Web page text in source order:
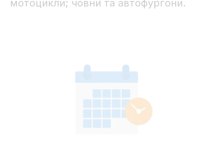
мотоцикли; човни та автофургони.